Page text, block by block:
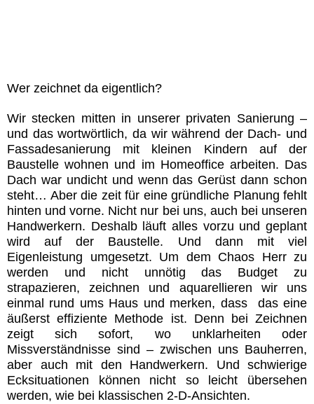
Wer zeichnet da eigentlich?
Wir stecken mitten in unserer privaten Sanierung –
und das wortwörtlich, da wir während der Dach- und
Fassadesanierung mit kleinen Kindern auf der
Baustelle wohnen und im Homeoffice arbeiten. Das
Dach war undicht und wenn das Gerüst dann schon
steht… Aber die zeit für eine gründliche Planung fehlt
hinten und vorne. Nicht nur bei uns, auch bei unseren
Handwerkern. Deshalb läuft alles vorzu und geplant
wird auf der Baustelle. Und dann mit viel
Eigenleistung umgesetzt. Um dem Chaos Herr zu
werden und nicht unnötig das Budget zu
strapazieren, zeichnen und aquarellieren wir uns
einmal rund ums Haus und merken, dass das eine
äußerst effiziente Methode ist. Denn bei Zeichnen
zeigt sich sofort, wo unklarheiten oder
Missverständnisse sind – zwischen uns Bauherren,
aber auch mit den Handwerkern. Und schwierige
Ecksituationen können nicht so leicht übersehen
werden, wie bei klassischen 2-D-Ansichten.